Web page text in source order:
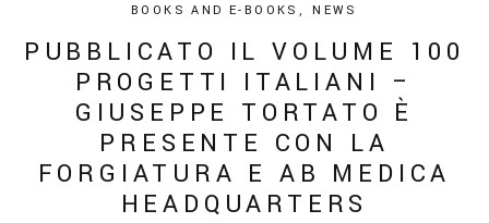
BOOKS AND E-BOOKS , NEWS
PUBBLICATO IL VOLUME 100
PROGETTI ITALIANI –
GIUSEPPE TORTATO È
PRESENTE CON LA
FORGIATURA E AB MEDICA
HEADQUARTERS